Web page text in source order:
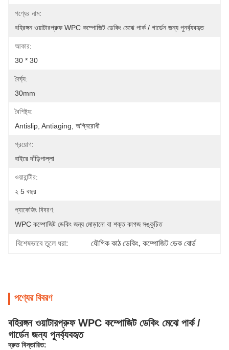
পণ্যের নাম:
বহিরঙ্গন ওয়াটারপ্রুফ WPC কম্পোজিট ডেকিং মেঝে পার্ক / গার্ডেন জন্য পুনর্ব্যবহৃত
আকার:
30 * 30
দৈর্ঘ্য:
30mm
বৈশিষ্ট্য:
Antislip, Antiaging, অগ্নিরোধী
প্রয়োগ:
বাইরে দাঁড়িপাল্লা
ওয়ারান্টীর:
২ 5 বছর
প্যাকেজিং বিবরণ:
WPC কম্পোজিট ডেকিং জন্য মোড়ানো বা শক্ত কাগজ সঙ্কুচিত
বিশেষভাবে তুলে ধরা: যৌগিক কাঠ ডেকিং, কম্পোজিট ডেক বোর্ড
পণ্যের বিবরণ
বহিরঙ্গন ওয়াটারপ্রুফ WPC কম্পোজিট ডেকিং মেঝে পার্ক /
গার্ডেন জন্য পুনর্ব্যবহৃত
দ্রুত বিস্তারিত: